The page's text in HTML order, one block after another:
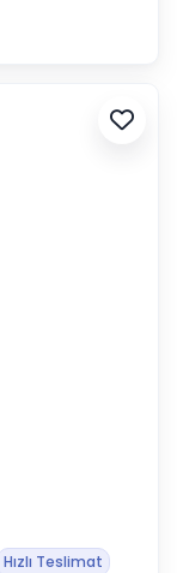
Hızlı Teslimat